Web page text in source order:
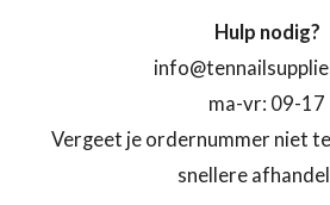
Hulp nodig?
ma-vr: 09-17
Vergeet je ordernummer niet
snellere